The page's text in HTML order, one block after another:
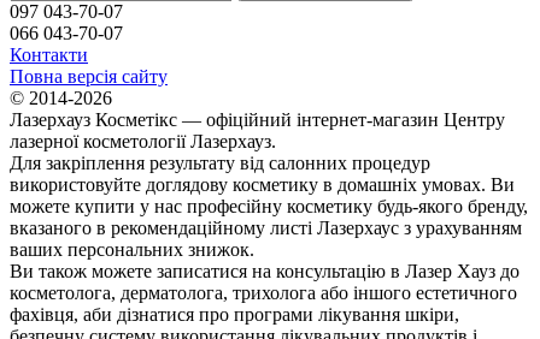
097 043-70-07
066 043-70-07
Контакти
Повна версія сайту
© 2014-2026
Лазерхауз Косметікс — офіційний інтернет-магазин Центру
лазерної косметології Лазерхауз.
Для закріплення результату від салонних процедур
використовуйте доглядову косметику в домашніх умовах. Ви
можете купити у нас професійну косметику будь-якого бренду,
вказаного в рекомендаційному листі Лазерхаус з урахуванням
ваших персональних знижок.
Ви також можете записатися на консультацію в Лазер Хауз до
косметолога, дерматолога, трихолога або іншого естетичного
фахівця, аби дізнатися про програми лікування шкіри,